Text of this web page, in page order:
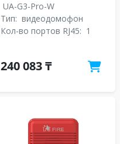
UA-G3-Pro-W
Тип: видеодомофон
Кол-во портов RJ45: 1
240 083 ₸